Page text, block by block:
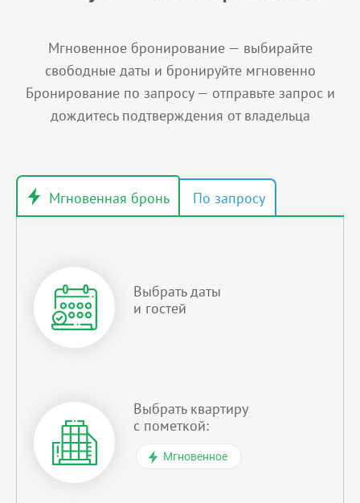
Мгновенное бронирование — выбирайте
свободные даты и бронируйте мгновенно
Бронирование по запросу — отправьте запрос и
дождитесь подтверждения от владельца
Выбрать даты
и гостей
Выбрать квартиру
с пометкой:
Мгновенное